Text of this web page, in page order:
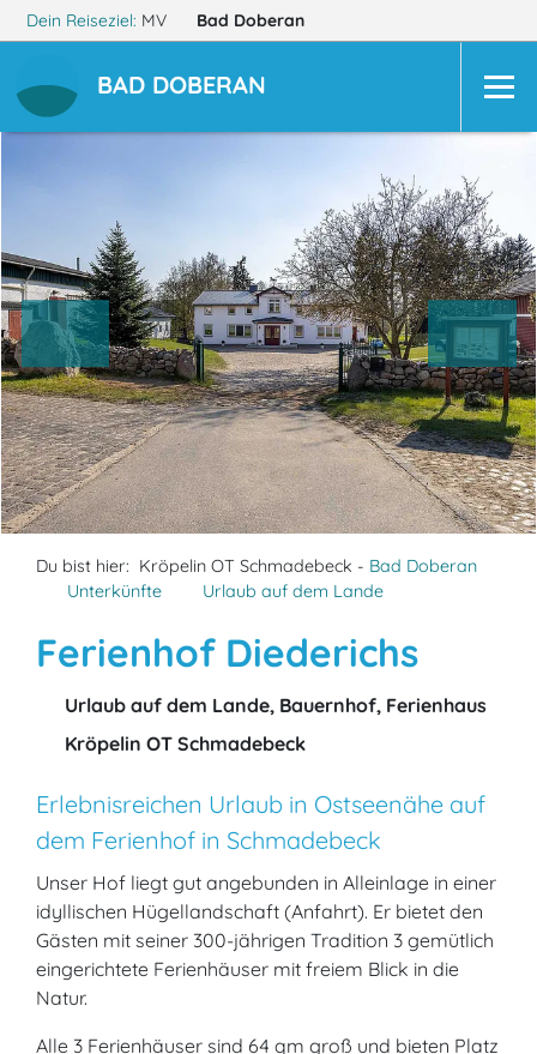
Dein Reiseziel: MV Bad Doberan
BAD DOBERAN
Du bist hier: Kröpelin OT Schmadebeck - Bad Doberan
Unterkünfte
Urlaub auf dem Lande
Ferienhof Diederichs
Urlaub auf dem Lande, Bauernhof, Ferienhaus
Kröpelin OT Schmadebeck
Erlebnisreichen Urlaub in Ostseenähe auf
dem Ferienhof in Schmadebeck
Unser Hof liegt gut angebunden in Alleinlage in einer
idyllischen Hügellandschaft (Anfahrt). Er bietet den
Gästen mit seiner 300-jährigen Tradition 3 gemütlich
eingerichtete Ferienhäuser mit freiem Blick in die
Natur.
Alle 3 Ferienhäuser sind 64 qm groß und bieten Platz